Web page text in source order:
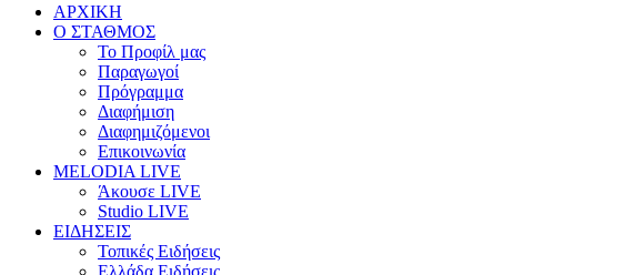
ΑΡΧΙΚΗ
Ο ΣΤΑΘΜΟΣ
Το Προφίλ μας
Παραγωγοί
Πρόγραμμα
Διαφήμιση
Διαφημιζόμενοι
Επικοινωνία
MELODIA LIVE
Άκουσε LIVE
Studio LIVE
ΕΙΔΗΣΕΙΣ
Τοπικές Ειδήσεις
Ελλάδα Ειδήσεις